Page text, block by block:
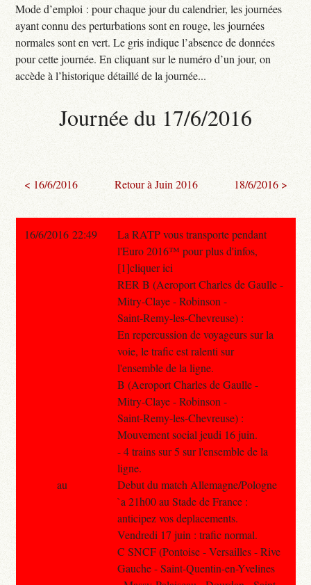
Mode d’emploi : pour chaque jour du calendrier, les journées
ayant connu des perturbations sont en rouge, les journées
normales sont en vert. Le gris indique l’absence de données
pour cette journée. En cliquant sur le numéro d’un jour, on
accède à l’historique détaillé de la journée...
Journée du 17/6/2016
< 16/6/2016 Retour à Juin 2016 18/6/2016 >
16/6/2016 22:49
La RATP vous transporte pendant
l'Euro 2016™ pour plus d'infos,
[1]cliquer ici
RER B (Aeroport Charles de Gaulle -
Mitry-Claye - Robinson -
Saint-Remy-les-Chevreuse) :
En repercussion de voyageurs sur la
voie, le trafic est ralenti sur
l'ensemble de la ligne.
B (Aeroport Charles de Gaulle -
Mitry-Claye - Robinson -
Saint-Remy-les-Chevreuse) :
Mouvement social jeudi 16 juin.
- 4 trains sur 5 sur l'ensemble de la
ligne.
Debut du match Allemagne/Pologne
`a 21h00 au Stade de France :
anticipez vos deplacements.
Vendredi 17 juin : trafic normal.
C SNCF (Pontoise - Versailles - Rive
Gauche - Saint-Quentin-en-Yvelines
au